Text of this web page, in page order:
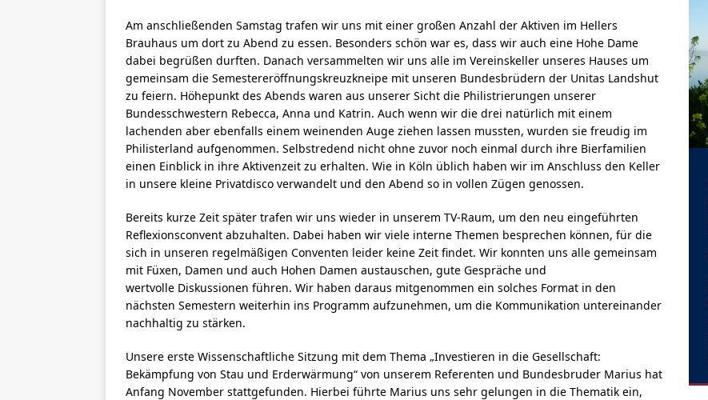
Am anschließenden Samstag trafen wir uns mit einer großen Anzahl der Aktiven im Hellers
Brauhaus um dort zu Abend zu essen. Besonders schön war es, dass wir auch eine Hohe Dame
dabei begrüßen durften. Danach versammelten wir uns alle im Vereinskeller unseres Hauses um
gemeinsam die Semestereröffnungskreuzkneipe mit unseren Bundesbrüdern der Unitas Landshut
zu feiern. Höhepunkt des Abends waren aus unserer Sicht die Philistrierungen unserer
Bundesschwestern Rebecca, Anna und Katrin. Auch wenn wir die drei natürlich mit einem
lachenden aber ebenfalls einem weinenden Auge ziehen lassen mussten, wurden sie freudig im
Philisterland aufgenommen. Selbstredend nicht ohne zuvor noch einmal durch ihre Bierfamilien
einen Einblick in ihre Aktivenzeit zu erhalten. Wie in Köln üblich haben wir im Anschluss den Keller
in unsere kleine Privatdisco verwandelt und den Abend so in vollen Zügen genossen.
Bereits kurze Zeit später trafen wir uns wieder in unserem TV-Raum, um den neu eingeführten
Reflexionsconvent abzuhalten. Dabei haben wir viele interne Themen besprechen können, für die
sich in unseren regelmäßigen Conventen leider keine Zeit findet. Wir konnten uns alle gemeinsam
mit Füxen, Damen und auch Hohen Damen austauschen, gute Gespräche und
wertvolle Diskussionen führen. Wir haben daraus mitgenommen ein solches Format in den
nächsten Semestern weiterhin ins Programm aufzunehmen, um die Kommunikation untereinander
nachhaltig zu stärken.
Unsere erste Wissenschaftliche Sitzung mit dem Thema „Investieren in die Gesellschaft:
Bekämpfung von Stau und Erderwärmung“ von unserem Referenten und Bundesbruder Marius hat
Anfang November stattgefunden. Hierbei führte Marius uns sehr gelungen in die Thematik ein,